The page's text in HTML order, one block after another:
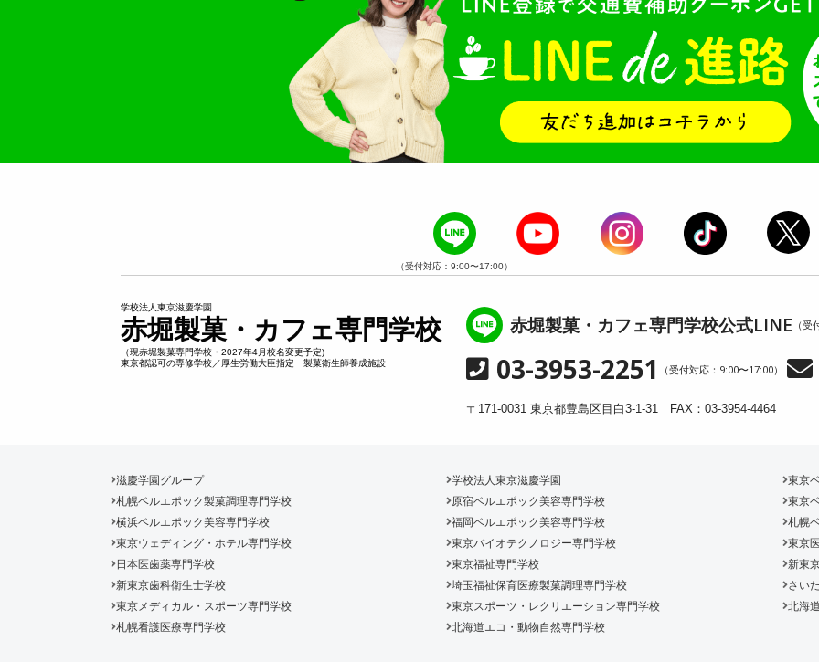
（受付対応：9:00〜17:00）
学校法人東京滋慶学園
赤堀製菓・カフェ専門学校
（現赤堀製菓専門学校・2027年4月校名変更予定)
東京都認可の専修学校／厚生労働大臣指定 製菓衛生師養成施設
赤堀製菓・カフェ専門学校公式LINE （
03-3953-2251 （受付対応：9:00〜17:00）
〒171-0031 東京都豊島区目白3-1-31 FAX：03-3954-4464
滋慶学園グループ 学校法人東京滋慶学園
東京
札幌ベルエポック製菓調理専門学校
原宿ベルエポック美容専門学校
東京
横浜ベルエポック美容専門学校
福岡ベルエポック美容専門学校
札幌
東京ウェディング・ホテル専門学校
東京バイオテクノロジー専門学校
東京
日本医歯薬専門学校
東京福祉専門学校
新東
新東京歯科衛生士学校
埼玉福祉保育医療製菓調理専門学校
さい
東京メディカル・スポーツ専門学校
東京スポーツ・レクリエーション専門学校
北海
札幌看護医療専門学校
北海道エコ・動物自然専門学校